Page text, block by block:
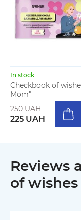
In stock
Checkbook of
Mom"
250 UAH
225 UAH
Reviews
of wishes